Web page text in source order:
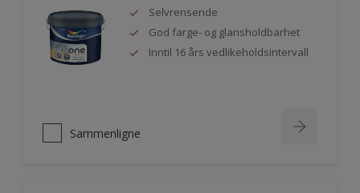
Selvrensende
God farge- og glansholdbarhet
Inntil 16 års vedlikeholdsintervall
Sammenligne